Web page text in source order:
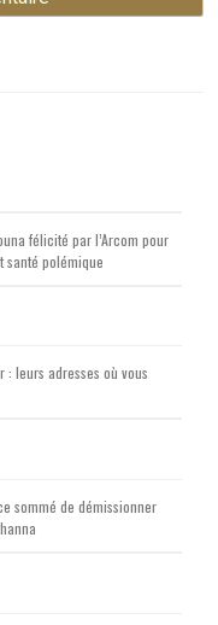
félicité par l’Arcom pour
santé polémique
: leurs adresses où vous
sommé de démissionner